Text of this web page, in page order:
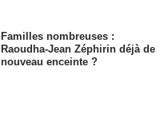
Familles nombreuses :
Raoudha-Jean Zéphirin déjà de
nouveau enceinte ?